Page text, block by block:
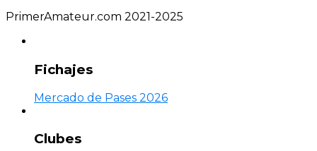
PrimerAmateur.com 2021-2025
Fichajes
Mercado de Pases 2026
Clubes